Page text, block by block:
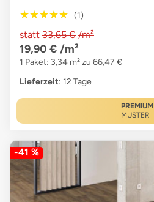
★★★★★
★★★★★ (1)
statt 33,65 € /m²
19,90 € /m²
1 Paket: 3,34 m² zu 66,47 €
Lieferzeit: 12 Tage
PREMIUM
MUSTER
-41 %